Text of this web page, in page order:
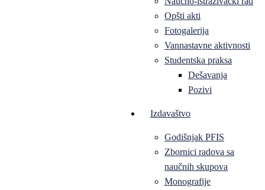
Opšti akti
Fotogalerija
Vannastavne aktivnosti
Studentska praksa
Dešavanja
Pozivi
Izdavaštvo
Godišnjak PFIS
Zbornici radova sa
naučnih skupova
Monografije